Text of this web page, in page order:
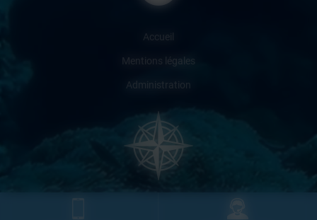
Accueil
Mentions légales
Administration